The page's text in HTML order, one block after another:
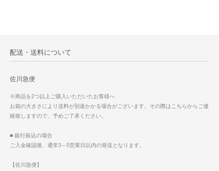
配送・送料について
佐川急便
※商品を2つ以上ご購入いただいたお客様へ
お箱の大きさにより送料が別途かかる場合がございます。その際はこちらからご連
絡致しますので、予めご了承ください。
■ 銀行振込の場合
ご入金確認後、通常3～5営業日以内の発送となります。
【佐川急便】